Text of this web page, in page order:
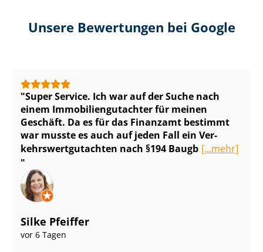
Unsere Bewertungen bei Google
Super Service. Ich war auf der Suche nach
einem Im­mo­bi­li­en­gut­ach­ter für meinen
Geschäft. Da es für das Finanzamt bestimmt
war musste es auch auf jeden Fall ein Ver­
kehrs­wert­gut­ach­ten nach §194 Baugb [...mehr]
Silke Pfeiffer
vor 6 Tagen